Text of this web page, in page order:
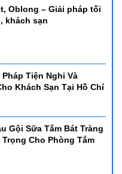
Oblong – Giải pháp tối
khách sạn
Tiện Nghi Và
Khách Sạn Tại Hồ Chí
Gội Sữa Tắm Bát Tràng
Cho Phòng Tắm